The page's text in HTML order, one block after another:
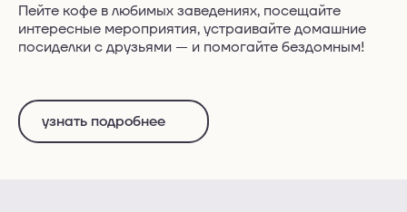
Пейте кофе в любимых заведениях, посещайте
интересные мероприятия, устраивайте домашние
посиделки с друзьями — и помогайте бездомным!
узнать подробнее